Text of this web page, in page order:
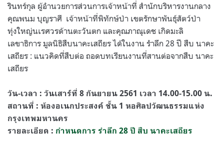
รินทร์กุล ผู้อำนวยการส่วนการเจ้าหน้าที่ สำนักบริหารงานกลาง
คุณพนม บุญราศี เจ้าหน้าที่พิทักษ์ป่า เขตรักษาพันธุ์สัตว์ป่า
ทุ่งใหญ่นเรศวรด้านตะวันตก และคุณภาณุเดช เกิดมะลิ
เลขาธิการ มูลนิธิสืบนาคะเสถียร ได้ในงาน รำลึก 28 ปี สืบ นาคะ
เสถียร : แนวคิดที่สืบต่อ ถอดบทเรียนงานที่สานต่อจากสืบ นาคะ
เสถียร
วัน-เวลา : วันเสาร์ที่ 8 กันยายน 2561 เวลา 14.00-15.00 น.
สถานที่ : ห้องอเนกประสงค์ ชั้น 1 หอศิลปวัฒนธรรมแห่ง
กรุงเทพมหานคร
รายละเอียด : กำหนดการ รำลึก 28 ปี สืบ นาคะเสถียร